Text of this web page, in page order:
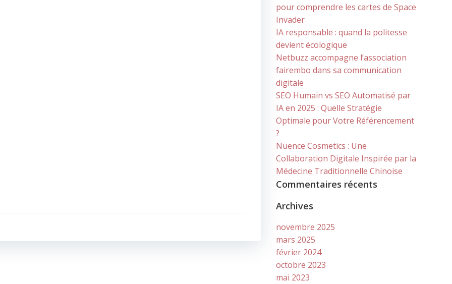
pour comprendre les cartes de Space
Invader
IA responsable : quand la politesse
devient écologique
Netbuzz accompagne l’association
fairembo dans sa communication
digitale
SEO Humain vs SEO Automatisé par
IA en 2025 : Quelle Stratégie
Optimale pour Votre Référencement
?
Nuence Cosmetics : Une
Collaboration Digitale Inspirée par la
Médecine Traditionnelle Chinoise
Commentaires récents
Archives
novembre 2025
mars 2025
février 2024
octobre 2023
mai 2023